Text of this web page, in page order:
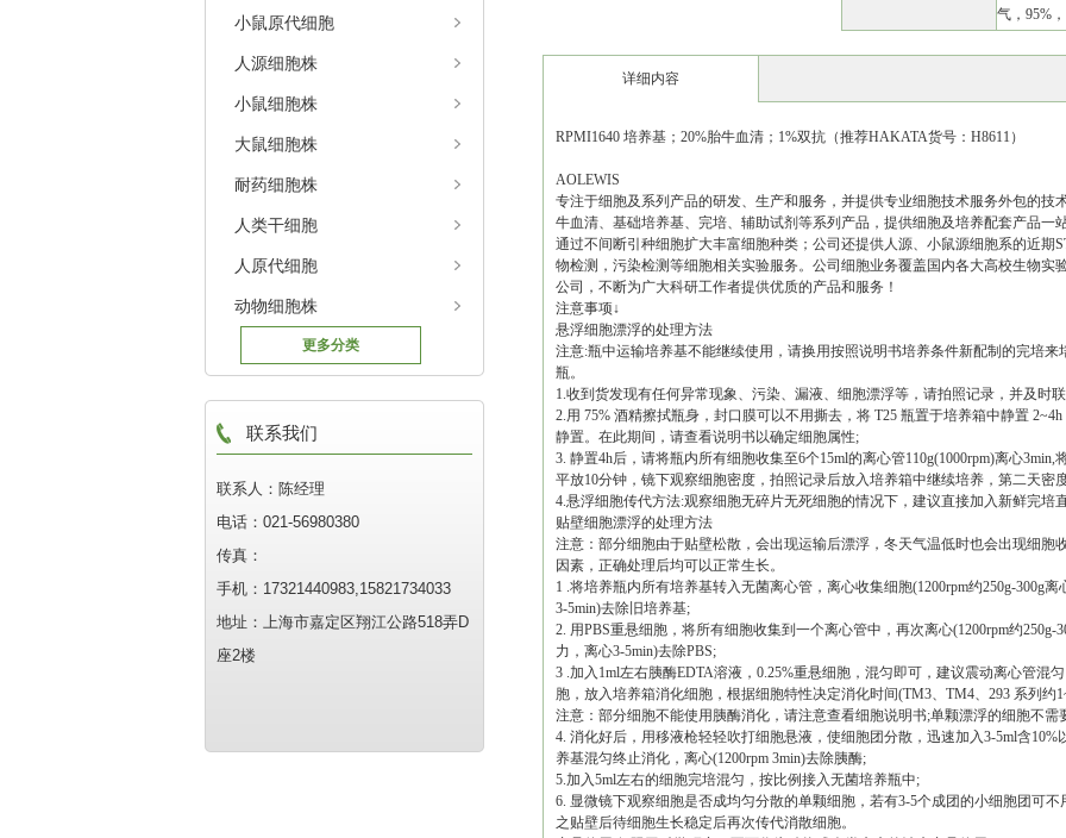
小鼠原代细胞
人源细胞株
小鼠细胞株
大鼠细胞株
耐药细胞株
人类干细胞
人原代细胞
动物细胞株
更多分类
联系我们
联系人：陈经理
电话：021-56980380
传真：
手机：17321440983,15821734033
地址：上海市嘉定区翔江公路518弄D
座2楼
气，95%
详细内容
RPMI1640 培养基；20%胎牛血清；1%双抗（推荐HAKATA货号：H8611）
AOLEWIS
专注于细胞及系列产品的研发、生产和服务，并提供专业细胞技术服务外包的技
牛血清、基础培养基、完培、辅助试剂等系列产品，提供细胞及培养配套产品一
通过不间断引种细胞扩大丰富细胞种类；公司还提供人源、小鼠源细胞系的近期
物检测，污染检测等细胞相关实验服务。公司细胞业务覆盖国内各大高校生物实
公司，不断为广大科研工作者提供优质的产品和服务！
注意事项↓
悬浮细胞漂浮的处理方法
注意:瓶中运输培养基不能继续使用，请换用按照说明书培养条件新配制的完培
瓶。
1.收到货发现有任何异常现象、污染、漏液、细胞漂浮等，请拍照记录，并及时
2.用 75% 酒精擦拭瓶身，封口膜可以不用撕去，将 T25 瓶置于培养箱中静置
静置。在此期间，请查看说明书以确定细胞属性;
3. 静置4h后，请将瓶内所有细胞收集至6个15ml的离心管110g(1000rpm)离心
平放10分钟，镜下观察细胞密度，拍照记录后放入培养箱中继续培养，第二天密
4.悬浮细胞传代方法:观察细胞无碎片无死细胞的情况下，建议直接加入新鲜完培
贴壁细胞漂浮的处理方法
注意：部分细胞由于贴壁松散，会出现运输后漂浮，冬天气温低时也会出现细胞
因素，正确处理后均可以正常生长。
1 .将培养瓶内所有培养基转入无菌离心管，离心收集细胞(1200rpm约250g-300g离
3-5min)去除旧培养基;
2. 用PBS重悬细胞，将所有细胞收集到一个离心管中，再次离心(1200rpm约250g-
力，离心3-5min)去除PBS;
3 .加入1ml左右胰酶EDTA溶液，0.25%重悬细胞，混匀即可，建议震动离心管混
胞，放入培养箱消化细胞，根据细胞特性决定消化时间(TM3、TM4、293 系列约
注意：部分细胞不能使用胰酶消化，请注意查看细胞说明书;单颗漂浮的细胞不需
4. 消化好后，用移液枪轻轻吹打细胞悬液，使细胞团分散，迅速加入3-5ml含10%
养基混匀终止消化，离心(1200rpm 3min)去除胰酶;
5.加入5ml左右的细胞完培混匀，按比例接入无菌培养瓶中;
6. 显微镜下观察细胞是否成均匀分散的单颗细胞，若有3-5个成团的小细胞团可不
之贴壁后待细胞生长稳定后再次传代消散细胞。